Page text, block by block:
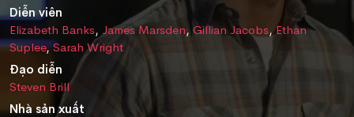
Diễn viên
Elizabeth Banks, James Marsden, Gillian Jacobs,Ethan
Suplee,Sarah Wright
Đạo diễn
Steven Brill
Nhà sản xuất